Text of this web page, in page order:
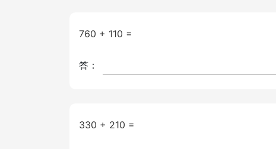
760 + 110 =
答：
330 + 210 =